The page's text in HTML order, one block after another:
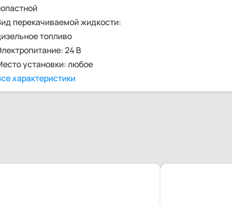
перекачиваемой жидкости:
топливо
24 В
установки: любое
характеристики